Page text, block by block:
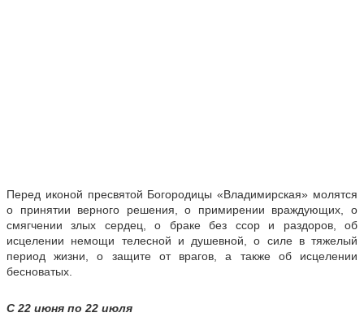
Перед иконой пресвятой Богородицы «Владимирская» молятся
о принятии верного решения, о примирении враждующих, о
смягчении злых сердец, о браке без ссор и раздоров, об
исцелении немощи телесной и душевной, о силе в тяжелый
период жизни, о защите от врагов, а также об исцелении
бесноватых.
С 22 июня по 22 июля